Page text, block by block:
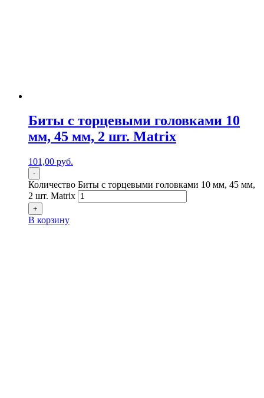
Биты с торцевыми головками 10
мм, 45 мм, 2 шт. Matrix
101,00 руб.
-
Количество Биты с торцевыми головками 10 мм, 45 мм,
2 шт. Matrix
+
В корзину